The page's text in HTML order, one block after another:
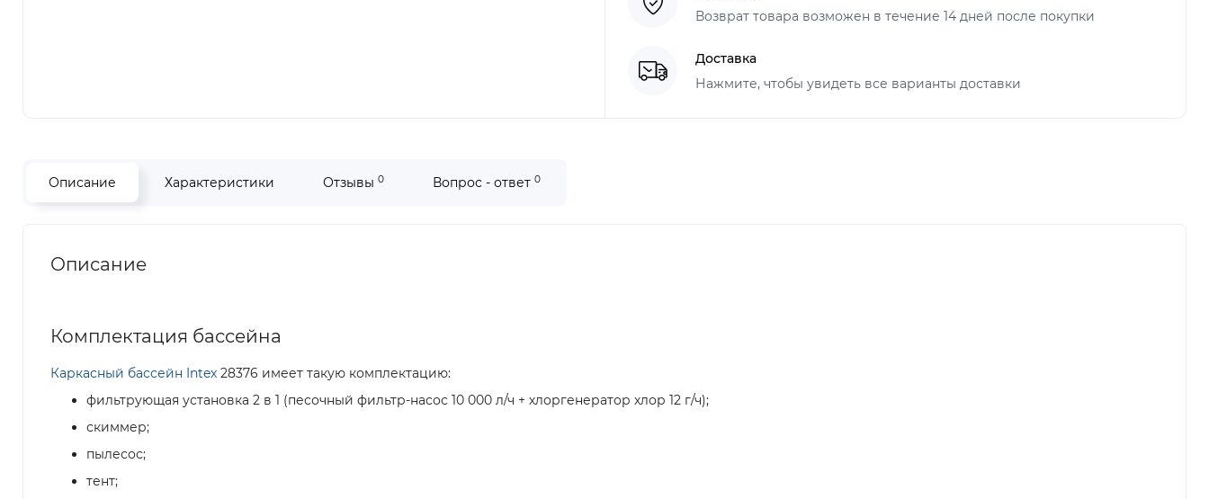
Возврат товара возможен в течение 14 дней после покупки
Доставка
Нажмите, чтобы увидеть все варианты доставки
Описание Характеристики Отзывы 0 Вопрос - ответ 0
Описание
Комплектация бассейна
Каркасный бассейн Intex 28376 имеет такую комплектацию:
фильтрующая установка 2 в 1 (песочный фильтр-насос 10 000 л/ч + хлоргенератор хлор 12 г/ч);
скиммер;
пылесос;
тент;